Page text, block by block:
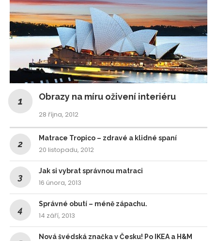
Obrazy na míru oživení interiéru
28 října, 2012
Matrace Tropico – zdravé a klidné spaní
20 listopadu, 2012
Jak si vybrat správnou matraci
16 února, 2013
Správné obutí – méně zápachu.
14 září, 2013
Nová švédská značka v Česku! Po IKEA a H&M